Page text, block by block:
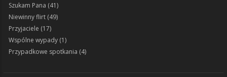
Szukam Pana (41)
Niewinny flirt (49)
Przyjaciele (17)
Wspólne wypady (1)
Przypadkowe spotkania (4)